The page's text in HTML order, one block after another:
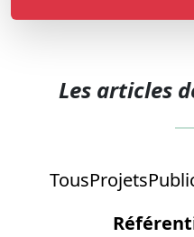
Les articles
TousProjets